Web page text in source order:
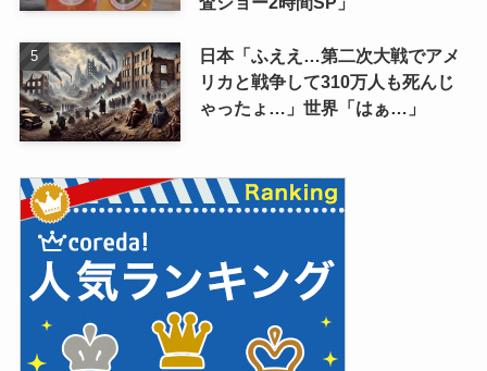
日本「ふええ…第二次大戦でアメ
リカと戦争して310万人も死んじ
ゃったょ…」世界「はぁ…」